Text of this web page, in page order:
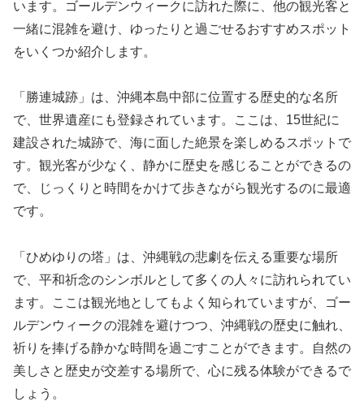
います。ゴールデンウィークに訪れた際に、他の観光客と
一緒に混雑を避け、ゆったりと過ごせるおすすめスポット
をいくつか紹介します。
「勝連城跡」は、沖縄本島中部に位置する歴史的な名所
で、世界遺産にも登録されています。ここは、15世紀に
建設された城跡で、海に面した絶景を楽しめるスポットで
す。観光客が少なく、静かに歴史を感じることができるの
で、じっくりと時間をかけて歩きながら観光するのに最適
です。
「ひめゆりの塔」は、沖縄戦の悲劇を伝える重要な場所
で、平和祈念のシンボルとして多くの人々に訪れられてい
ます。ここは観光地としてもよく知られていますが、ゴー
ルデンウィークの混雑を避けつつ、沖縄戦の歴史に触れ、
祈りを捧げる静かな時間を過ごすことができます。自然の
美しさと歴史が交差する場所で、心に残る体験ができるで
しょう。